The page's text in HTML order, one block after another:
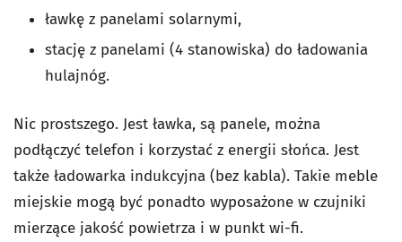
ławkę z panelami solarnymi,
stację z panelami (4 stanowiska) do ładowania
hulajnóg.
Nic prostszego. Jest ławka, są panele, można
podłączyć telefon i korzystać z energii słońca. Jest
także ładowarka indukcyjna (bez kabla). Takie meble
miejskie mogą być ponadto wyposażone w czujniki
mierzące jakość powietrza i w punkt wi-fi.